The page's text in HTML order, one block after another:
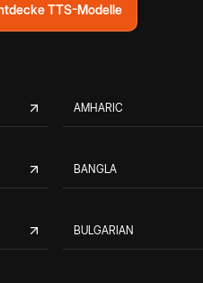
TTS-Modelle
AMHARIC
BANGLA
BULGARIAN